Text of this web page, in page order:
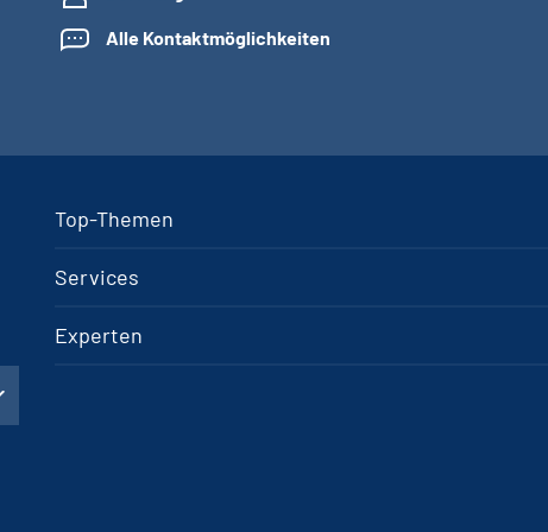
Alle Kontaktmöglichkeiten
Top-Themen
Services
Experten